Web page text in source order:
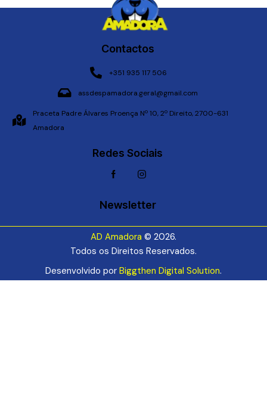
Contactos
+351 935 117 506
assdespamadora.geral@gmail.com
Praceta Padre Álvares Proença Nº 10, 2º Direito, 2700-631
Amadora
Redes Sociais
Newsletter
AD Amadora © 2026.
Todos os Direitos Reservados.
Desenvolvido por Biggthen Digital Solution.